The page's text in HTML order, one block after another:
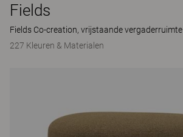
Fields
Fields Co-creation, vrijstaande vergaderruimte
227 Kleuren & Materialen